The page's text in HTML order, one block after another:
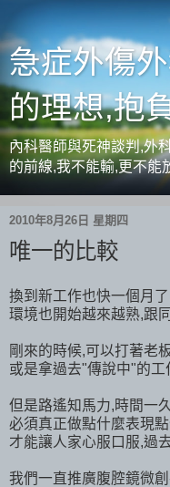
急症外傷
的理想,抱
內科醫師與死神談判,外
的前線,我不能輸,更不能
2010年8月26日 星期四
唯一的比較
換到新工作也快一個月
環境也開始越來越熟,跟
剛來的時候,可以打著老
或是拿過去"傳說中"的
但是路遙知馬力,時間一
必須真正做點什麼表現
才能讓人家心服口服,過
我們一直推廣腹腔鏡微